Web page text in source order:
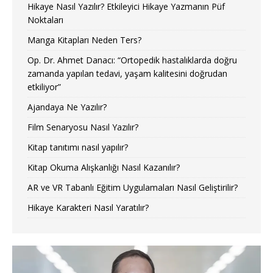
Hikaye Nasıl Yazılır? Etkileyici Hikaye Yazmanın Püf
Noktaları
Manga Kitapları Neden Ters?
Op. Dr. Ahmet Danacı: “Ortopedik hastalıklarda doğru
zamanda yapılan tedavi, yaşam kalitesini doğrudan
etkiliyor”
Ajandaya Ne Yazılır?
Film Senaryosu Nasıl Yazılır?
Kitap tanıtımı nasıl yapılır?
Kitap Okuma Alışkanlığı Nasıl Kazanılır?
AR ve VR Tabanlı Eğitim Uygulamaları Nasıl Geliştirilir?
Hikaye Karakteri Nasıl Yaratılır?